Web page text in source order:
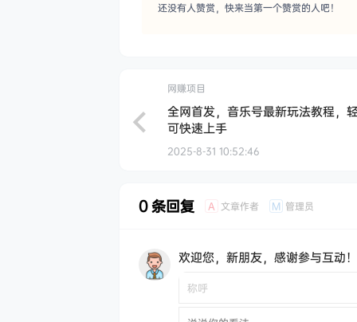
还没有人赞赏，快来当第一个赞赏的人吧！
网赚项目
全网首发，音乐号最新玩法教程，
可快速上手
2025-8-31 10:52:46
0 条回复 A 文章作者 M 管理员
欢迎您，新朋友，感谢参与互动！